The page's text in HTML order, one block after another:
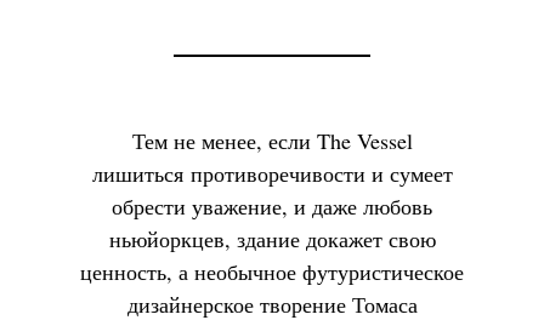
Тем не менее, если The Vessel
лишиться противоречивости и сумеет
обрести уважение, и даже любовь
ньюйоркцев, здание докажет свою
ценность, а необычное футуристическое
дизайнерское творение Томаса